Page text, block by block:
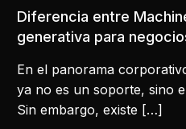
Diferencia entre
generativa para
En el panorama
ya no es un soporte, sino
Sin embargo, existe […]